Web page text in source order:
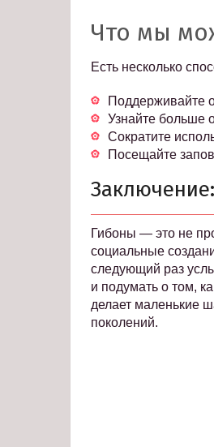
Что мы
Есть несколько
Поддерживайте
Узнайте больше
Сократите
Посещайте
Гибоны — это не
социальные
следующий раз
и подумать о том,
делает маленькие
поколений.